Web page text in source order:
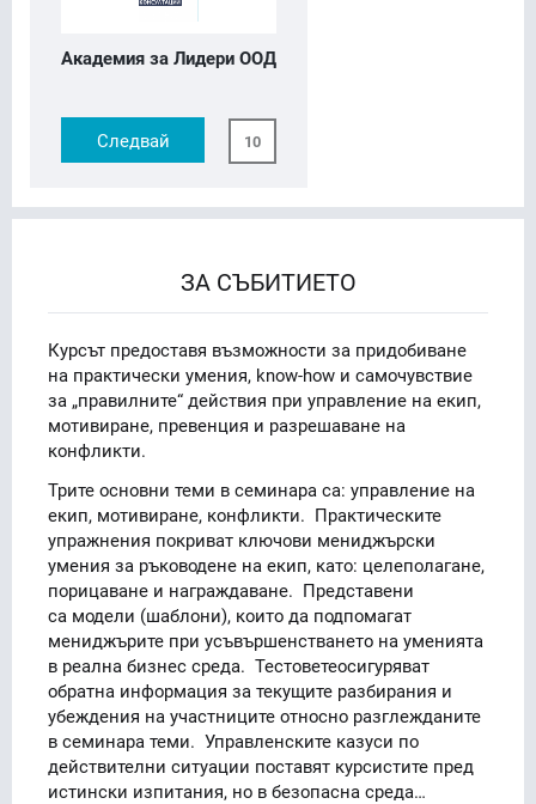
Академия за Лидери ООД
Следвай 10
ЗА СЪБИТИЕТО
Курсът предоставя възможности за придобиване
на практически умения, know-how и самочувствие
за „правилните“ действия при управление на екип,
мотивиране, превенция и разрешаване на
конфликти.
Трите основни теми в семинара са: управление на
екип, мотивиране, конфликти. Практическите
упражнения покриват ключови мениджърски
умения за ръководене на екип, като: целеполагане,
порицаване и награждаване. Представени
са модели (шаблони), които да подпомагат
мениджърите при усъвършенстването на уменията
в реална бизнес среда. Тестоветеосигуряват
обратна информация за текущите разбирания и
убеждения на участниците относно разглежданите
в семинара теми. Управленските казуси по
действителни ситуации поставят курсистите пред
истински изпитания, но в безопасна среда…